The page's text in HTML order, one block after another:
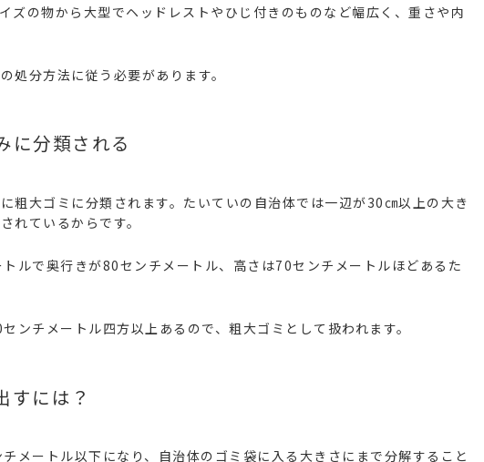
ズの物から大型でヘッドレストやひじ付きのものなど幅広く、重さや内
処分方法に従う必要があります。
に分類される
粗大ゴミに分類されます。たいていの自治体では一辺が30㎝以上の大き
れているからです。
ルで奥行きが80センチメートル、高さは70センチメートルほどあるた
ンチメートル四方以上あるので、粗大ゴミとして扱われます。
すには？
メートル以下になり、自治体のゴミ袋に入る大きさにまで分解すること